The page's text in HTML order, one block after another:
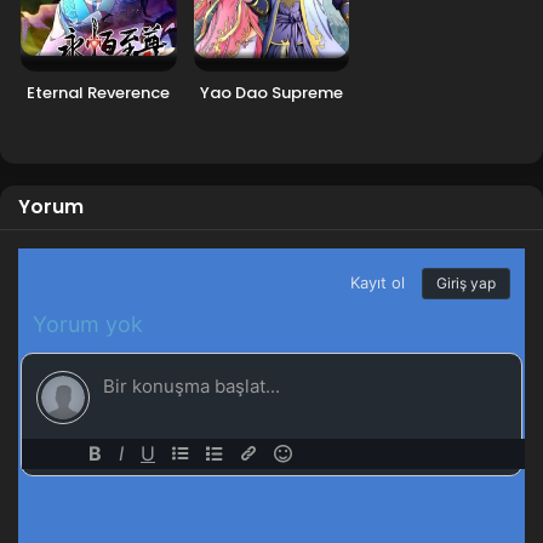
Blm 29 - Ekim 8, 2023
Legend of Xianwu 28.Bölüm
Legend of Xianwu 26.Bölüm
Legend of Xianwu 25.Bölüm
Legend of Xianwu 24.Bölüm
Eternal Reverence Yao Dao Supreme
Yorum